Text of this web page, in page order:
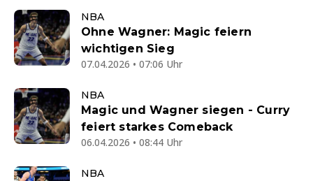
NBA
Ohne Wagner: Magic feiern
wichtigen Sieg
07.04.2026 • 07:06 Uhr
NBA
Magic und Wagner siegen - Curry
feiert starkes Comeback
06.04.2026 • 08:44 Uhr
NBA